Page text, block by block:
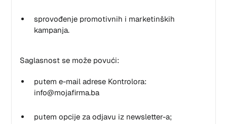
sprovođenje promotivnih i marketinških
kampanja.
Saglasnost se može povući:
putem e-mail adrese Kontrolora:
info@mojafirma.ba
putem opcije za odjavu iz newsletter-a;